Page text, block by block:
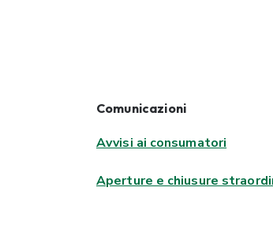
Comunicazioni
Avvisi ai consumatori
Aperture e chiusure